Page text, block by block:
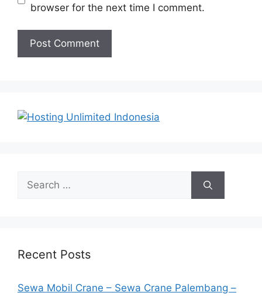
browser for the next time I comment.
Search
for:
Recent Posts
Sewa Mobil Crane – Sewa Crane Palembang –